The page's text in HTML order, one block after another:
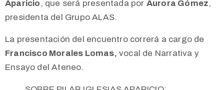
Aparicio , que será presentada por Aurora Gómez,
presidenta del Grupo ALAS.
La presentación del encuentro correrá a cargo de
Francisco Morales Lomas, vocal de Narrativa y
Ensayo del Ateneo.